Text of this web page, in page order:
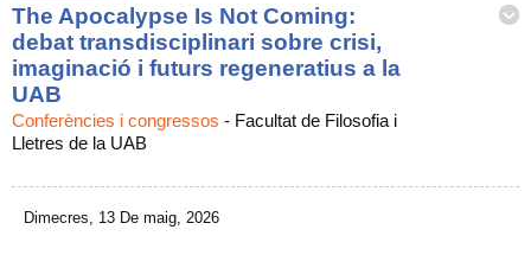
The Apocalypse Is Not Coming:
debat transdisciplinari sobre crisi,
imaginació i futurs regeneratius a la
UAB
Conferències i congressos - Facultat de Filosofia i
Lletres de la UAB
Dimecres, 13 De maig, 2026